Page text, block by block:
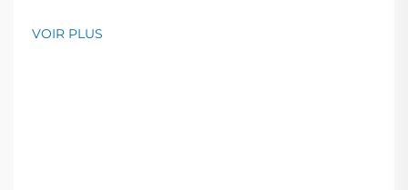
VOIR PLUS